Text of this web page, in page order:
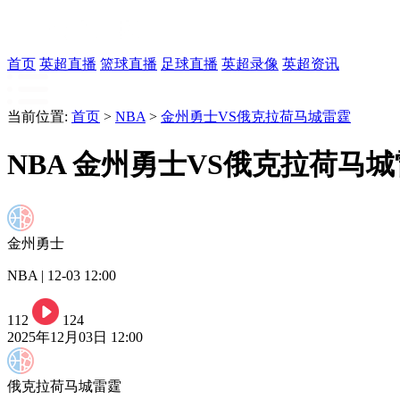
首页 英超直播 篮球直播 足球直播 英超录像 英超资讯
当前位置: 首页 > NBA > 金州勇士VS俄克拉荷马城雷霆
NBA 金州勇士VS俄克拉荷马
金州勇士
NBA | 12-03 12:00
112
124
2025年12月03日 12:00
俄克拉荷马城雷霆